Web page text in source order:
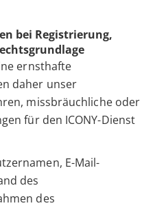
bei Registrierung,
ernsthafte
daher unser
missbräuchliche oder
für den ICONY-Dienst
E-Mail-
des
des